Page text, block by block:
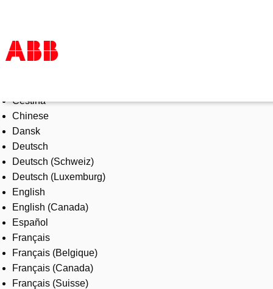
Products & Solutions
Industries
Services
About us
Where to buy
Contact us
Careers
Čeština
Chinese
Dansk
Deutsch
Deutsch (Schweiz)
Deutsch (Luxemburg)
English
English (Canada)
Español
Français
Français (Belgique)
Français (Canada)
Français (Suisse)